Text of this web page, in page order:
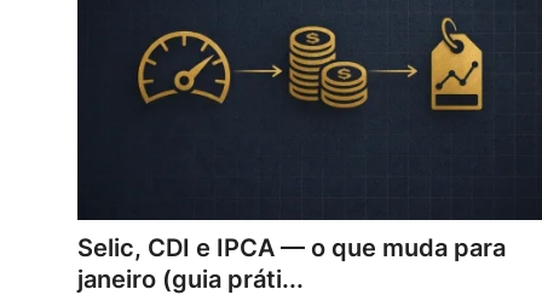
Selic, CDI e IPCA — o que muda para
janeiro (guia práti...